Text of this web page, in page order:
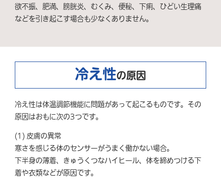
欲不振、肥満、膀胱炎、むくみ、便秘、下痢、ひどい生理痛
などを引き起こす場合も少なくありません。
冷え性の原因
冷え性は体温調節機能に問題があって起こるものです。その
原因はおもに次の3つです。
(1) 皮膚の異常
寒さを感じる体のセンサーがうまく働かない場合。
下半身の薄着、きゅうくつなハイヒール、体を締めつける下
着や衣類などが原因です。